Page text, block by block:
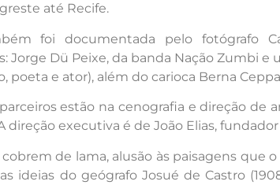
até Recife.
foi documentada pelo fotógrafo
Jorge Dü Peixe, da banda Nação Zumbi
poeta e ator), além do carioca Berna
estão na cenografia e direção de
direção executiva é de João Elias,
cobrem de lama, alusão às paisagens que
ideias do geógrafo Josué de Castro